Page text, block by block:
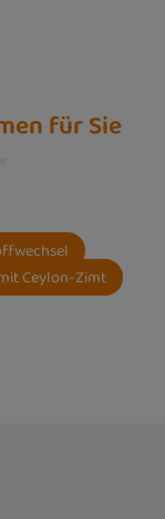
für Sie
Ceylon-Zimt